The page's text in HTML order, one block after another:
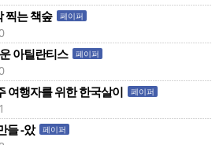
찍는 책숲 페이퍼
아틸란티스 페이퍼
여행자를 위한 한국살이 페이퍼
들 -았 페이퍼